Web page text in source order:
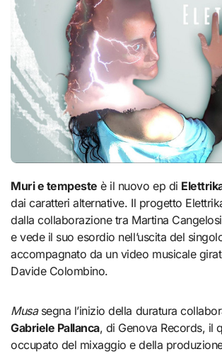
Muri e tempeste è il nuovo ep di
dai caratteri alternative. Il progetto
dalla collaborazione tra Martina
e vede il suo esordio nell’uscita del
accompagnato da un video musicale
Davide Colombino.
Musasegna l’inizio della duratura
Gabriele Pallanca, di Genova Records, il
occupato del mixaggio e della